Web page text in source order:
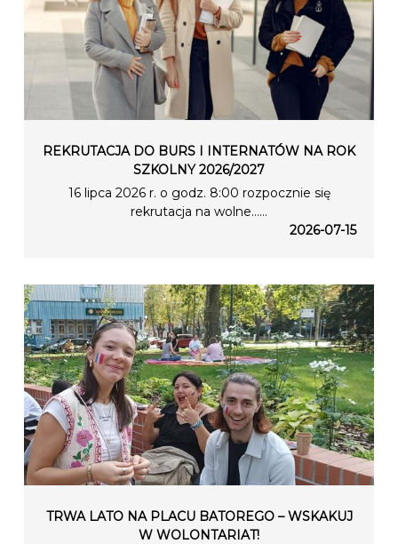
REKRUTACJA DO BURS I INTERNATÓW NA ROK
SZKOLNY 2026/2027
16 lipca 2026 r. o godz. 8:00 rozpocznie się
rekrutacja na wolne…...
2026-07-15
TRWA LATO NA PLACU BATOREGO – WSKAKUJ
W WOLONTARIAT!